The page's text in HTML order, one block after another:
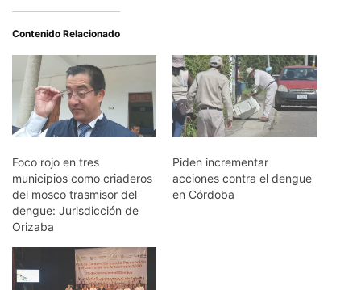
Contenido Relacionado
Foco rojo en tres
municipios como criaderos
del mosco trasmisor del
dengue: Jurisdicción de
Orizaba
Piden incrementar
acciones contra el dengue
en Córdoba